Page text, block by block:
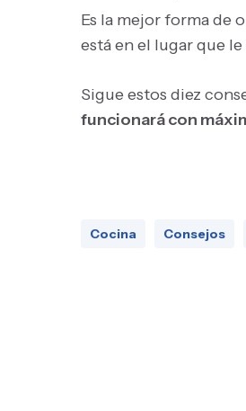
Es la mejor forma de
está en el lugar que
Sigue estos diez
funcionará con
Cocina Consejos